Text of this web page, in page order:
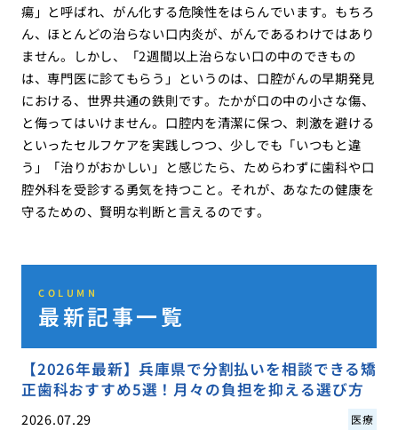
瘍」と呼ばれ、がん化する危険性をはらんでいます。もちろ
ん、ほとんどの治らない口内炎が、がんであるわけではあり
ません。しかし、「2週間以上治らない口の中のできもの
は、専門医に診てもらう」というのは、口腔がんの早期発見
における、世界共通の鉄則です。たかが口の中の小さな傷、
と侮ってはいけません。口腔内を清潔に保つ、刺激を避ける
といったセルフケアを実践しつつ、少しでも「いつもと違
う」「治りがおかしい」と感じたら、ためらわずに歯科や口
腔外科を受診する勇気を持つこと。それが、あなたの健康を
守るための、賢明な判断と言えるのです。
COLUMN
最新記事一覧
【2026年最新】兵庫県で分割払いを相談できる矯
正歯科おすすめ5選！月々の負担を抑える選び方
2026.07.29 医療